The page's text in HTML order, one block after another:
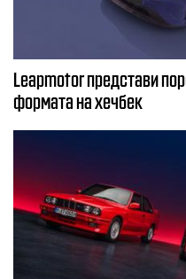
Leapmotor представи
формата на хечбек